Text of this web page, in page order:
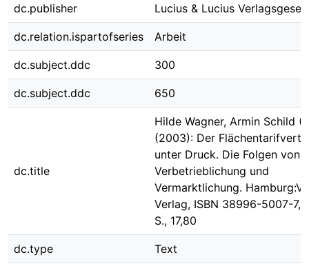
dc.publisher Lucius & Lucius
dc.relation.ispartofseries Arbeit
dc.subject.ddc 300
dc.subject.ddc 650
dc.title
Hilde Wagner, Armin Schild
(2003): Der
unter Druck. Die Folgen von
Verbetrieblichung und
Vermarktlichung.
Verlag, ISBN 38996-5007-7,
S., 17,80
dc.type Text